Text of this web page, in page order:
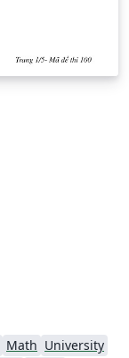
Math University